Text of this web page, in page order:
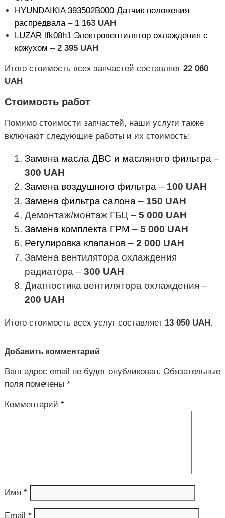
HYUNDAIKIA 393502B000 Датчик положения
распредвала– 1 163 UAH
LUZAR lfk08h1 Электровентилятор охлаждения с
кожухом – 2 395 UAH
Итого стоимость всех запчастей составляет 22 060
UAH
Стоимость работ
Помимо стоимости запчастей, наши услуги также
включают следующие работы и их стоимость:
Замена масла ДВС и масляного фильтра–
300 UAH
Замена воздушного фильтра– 100 UAH
Замена фильтра салона– 150 UAH
Демонтаж/монтаж ГБЦ – 5 000 UAH
Замена комплекта ГРМ – 5 000 UAH
Регулировка клапанов– 2 000 UAH
Замена вентилятора охлаждения
радиатора – 300 UAH
Диагностика вентилятора охлаждения –
200 UAH
Итого стоимость всех услуг составляет 13 050 UAH .
Добавить комментарий
Ваш адрес email не будет опубликован. Обязательные
поля помечены *
Комментарий *
Имя *
Email *